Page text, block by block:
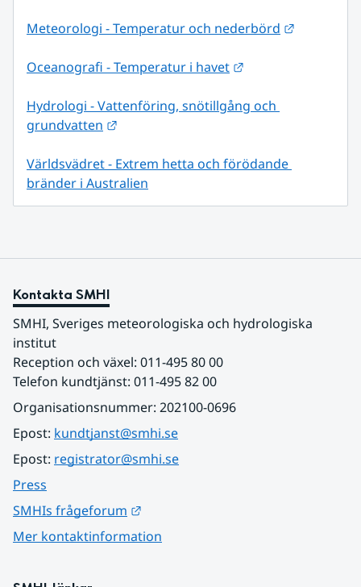
Meteorologi - Temperatur och nederbörd
Oceanografi - Temperatur i havet
Hydrologi - Vattenföring, snötillgång och
grundvatten
Världsvädret - Extrem hetta och förödande
bränder i Australien
Kontakta SMHI
SMHI, Sveriges meteorologiska och hydrologiska
institut
Reception och växel: 011-495 80 00
Telefon kundtjänst: 011-495 82 00
Organisationsnummer: 202100-0696
Epost: kundtjanst@smhi.se
Epost: registrator@smhi.se
Press
SMHIs frågeforum
Mer kontaktinformation